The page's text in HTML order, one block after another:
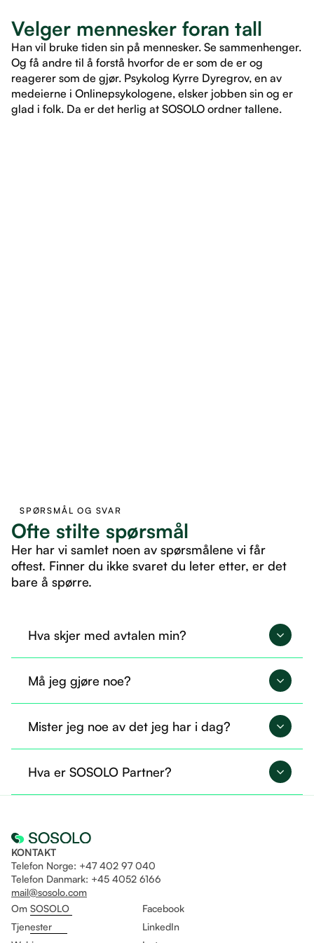
Velger mennesker foran tall
Han vil bruke tiden sin på mennesker. Se sammenhenger.
Og få andre til å forstå hvorfor de er som de er og
reagerer som de gjør. Psykolog Kyrre Dyregrov, en av
medeierne i Onlinepsykologene, elsker jobben sin og er
glad i folk. Da er det herlig at SOSOLO ordner tallene.
SPØRSMÅL OG SVAR
Ofte stilte spørsmål
Her har vi samlet noen av spørsmålene vi får
oftest. Finner du ikke svaret du leter etter, er det
bare å spørre.
Hva skjer med avtalen min?
nøyaktig samme måte.
Må jeg gjøre noe?
overført, og du kan fortsette som før.
Mister jeg noe av det jeg har i dag?
bruker. I tillegg får du mulighet til å ta i bruk flere
Hva er SOSOLO Partner?
KONTAKT
Telefon Norge: +47 402 97 040
Telefon Danmark: +45 4052 6166
mail@sosolo.com
Om SOSOLO
Tjenester
Facebook
LinkedIn